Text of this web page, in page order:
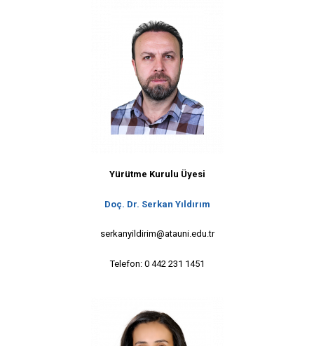
Yürütme Kurulu Üyesi
Doç. Dr. Serkan Yıldırım
serkanyildirim@atauni.edu.tr
Telefon: 0 442 231 1451